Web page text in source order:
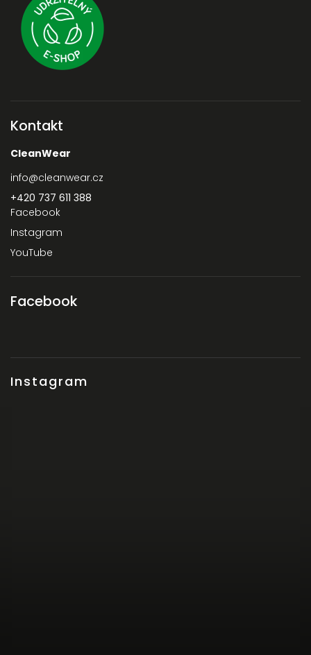
Instagram
Kontakt
CleanWear
info@cleanwear.cz
+420 737 611 388‬
Facebook
Instagram
YouTube
Facebook